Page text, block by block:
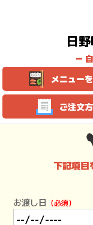
日
メニュー
ご注文
下記項目
お渡し日 （必須）